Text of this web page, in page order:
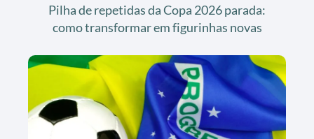
Pilha de repetidas da Copa 2026 parada:
como transformar em figurinhas novas